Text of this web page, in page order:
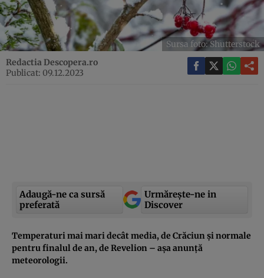
Sursa foto: Shutterstock
Redactia Descopera.ro
Publicat: 09.12.2023
Adaugă-ne ca sursă
preferată
Urmărește-ne in
Discover
Temperaturi mai mari decât media, de Crăciun și normale
pentru finalul de an, de Revelion – așa anunță
meteorologii.